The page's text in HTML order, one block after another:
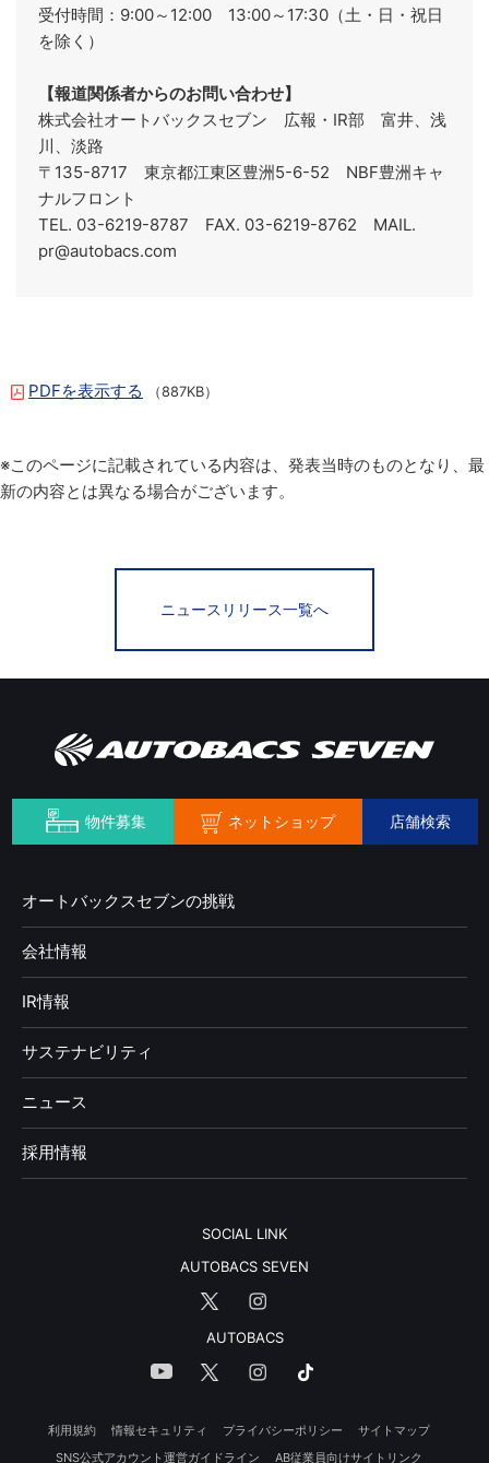
受付時間：9:00～12:00 13:00～17:30（土・日・祝日
を除く）
【報道関係者からのお問い合わせ】
株式会社オートバックスセブン 広報・IR部 富井、浅
川、淡路
〒135-8717 東京都江東区豊洲5-6-52 NBF豊洲キャ
ナルフロント
TEL. 03-6219-8787 FAX. 03-6219-8762 MAIL.
pr@autobacs.com
PDFを表示する （887KB）
※このページに記載されている内容は、発表当時のものとなり、最
新の内容とは異なる場合がございます。
ニュースリリース一覧へ
物件募集 ネットショップ 店舗検索
オートバックスセブンの挑戦
会社情報
IR情報
サステナビリティ
ニュース
採用情報
SOCIAL LINK
AUTOBACS SEVEN
AUTOBACS
利用規約 情報セキュリティ プライバシーポリシー
サイトマップ
SNS公式アカウント運営ガイドライン
AB従業員向けサイトリンク